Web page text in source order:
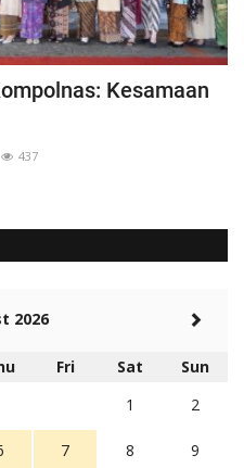
Kesamaan
437
2026
Fri Sat
Sun
1
2
7 8 9